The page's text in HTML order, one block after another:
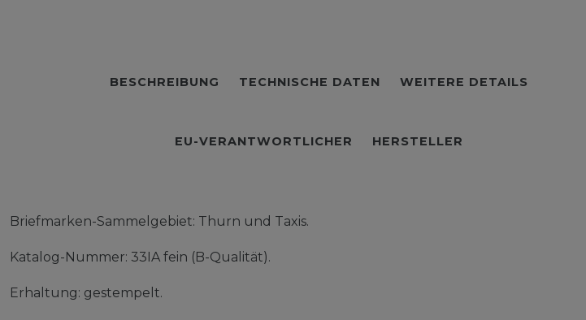
BESCHREIBUNG TECHNISCHE DATEN WEITERE DETAILS
EU-VERANTWORTLICHER HERSTELLER
Briefmarken-Sammelgebiet: Thurn und Taxis.
Katalog-Nummer: 33IA fein (B-Qualität).
Erhaltung: gestempelt.